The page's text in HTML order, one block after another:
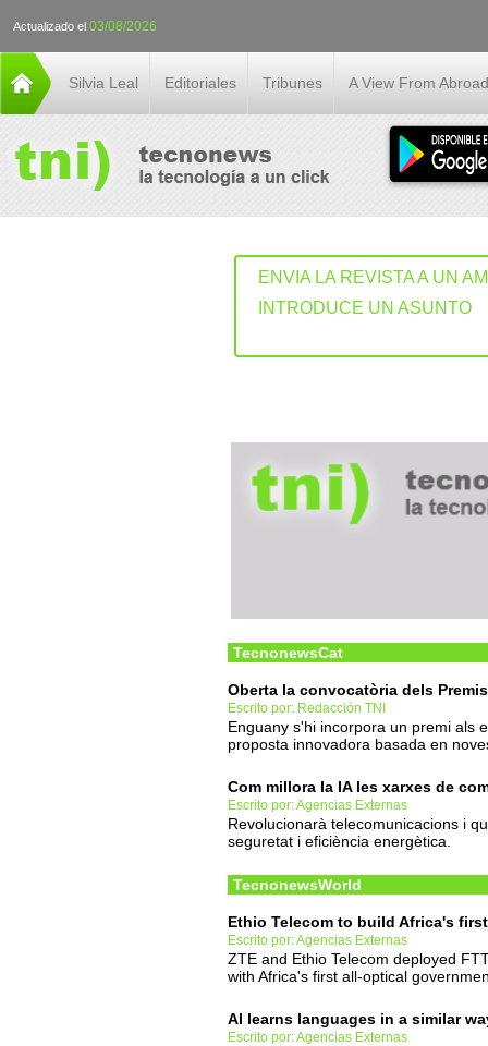
Actualizado el 03/08/2026
Silvia Leal Editoriales Tribunes A View From Abroad
ENVIA LA REVISTA A UN
INTRODUCE UN ASUNTO
TecnonewsCat
Oberta la convocatòria dels
Escrito por: Redacción TNI
Enguany s'hi incorpora un premi als
proposta innovadora basada en
Com millora la IA les xarxes de
Escrito por: Agencias Externas
Revolucionarà telecomunicacions i
seguretat i eficiència energètica.
TecnonewsWorld
Ethio Telecom to build Africa's
Escrito por: Agencias Externas
ZTE and Ethio Telecom deployed
with Africa's first all-optical
AI learns languages in a similar
Escrito por: Agencias Externas